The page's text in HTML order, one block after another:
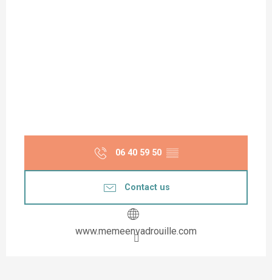
06 40 59 50 ▒▒
Contact us
www.memeenvadrouille.com